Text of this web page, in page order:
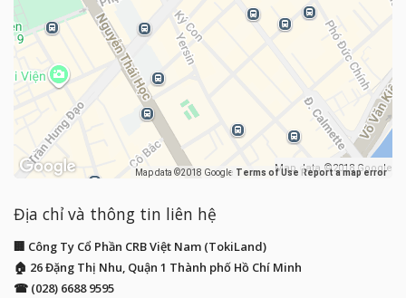
Map data ©2018 Google Map data ©2018 Google
Terms of Use Report a map error
Địa chỉ và thông tin liên hệ
🏢 Công Ty Cổ Phần CRB Việt Nam (TokiLand)
🏠 26 Đặng Thị Nhu, Quận 1 Thành phố Hồ Chí Minh
☎ (028) 6688 9595